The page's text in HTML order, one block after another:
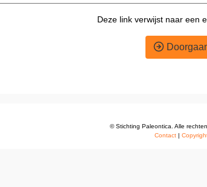
Deze link verwijst naar een
© Stichting Paleontica. Alle
Contact|